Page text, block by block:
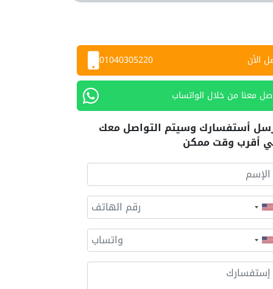
الأن 01040305220
معنا من خلال الواتساب
أستفسارك وسيتم التواصل معك
أقرب وقت ممكن